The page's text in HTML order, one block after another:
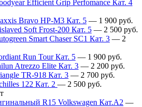
Efficient Grip Perfomance Кат. 4
Bravo HP-M3 Кат. 5 — 1 900 руб.
Soft Frost-200 Кат. 5 — 2 500 руб.
Smart Chaser SC1 Кат. 3 — 2
Run Tour Кат. 5 — 1 900 руб.
Atrezzo Elite Кат. 3 — 2 200 руб.
TR-918 Кат. 3 — 2 700 руб.
122 Кат. 2 — 2 500 руб.
R15 Volkswagen Кат.А2 —